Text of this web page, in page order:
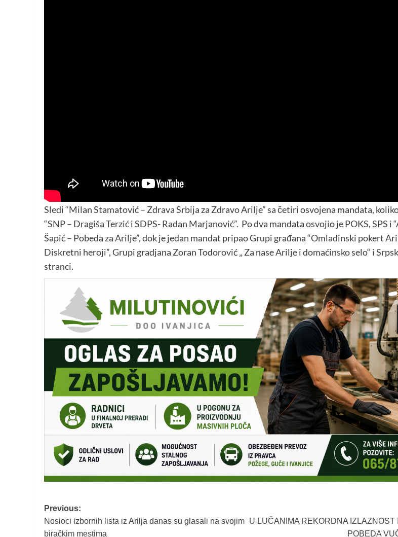
Sledi “Milan Stamatović – Zdrava Srbija za Zdravo Arilje” sa četiri osvojena mandata,
“SNP – Dragiša Terzić i SDPS- Radan Marjanović”. Po dva mandata osvojio je POKS, SPS i
Šapić – Pobeda za Arilje”, dok je jedan mandat pripao Grupi građana “Omladinski pokert
Diskretni heroji”, Grupi gradjana Zoran Todorović „ Za nase Arilje i domaćinsko selo“ i
stranci.
Post
navigation
Previous:
Nosioci izbornih lista iz Arilja danas su glasali na svojim
biračkim mestima
U LUČANIMA REKORDNA IZLAZNOST
POBEDA